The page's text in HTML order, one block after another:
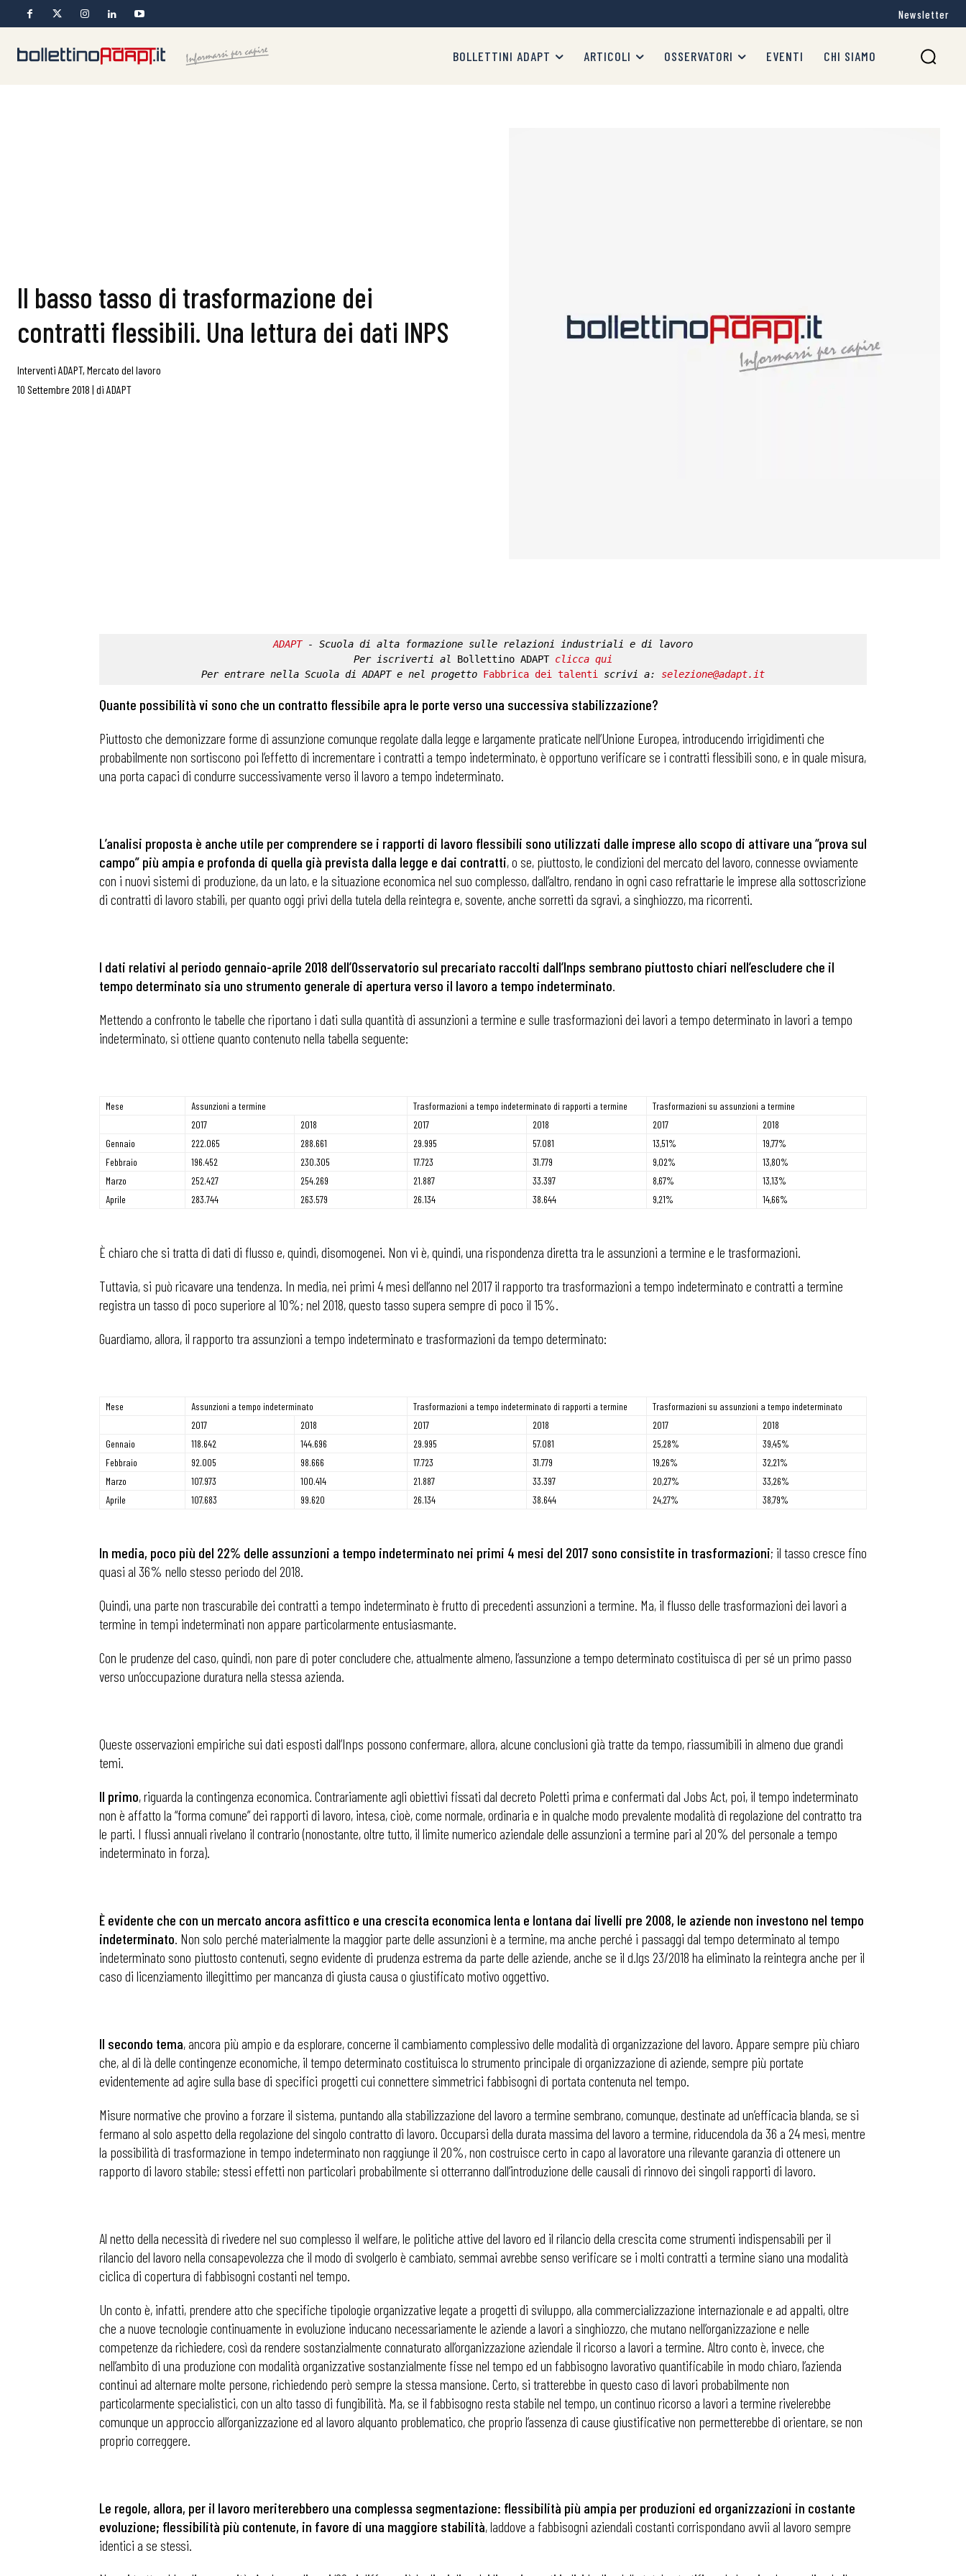
Bollettini ADAPT
Articoli
Osservatori
Chi Siamo
Newsletter
BOLLETTINI ADAPT ARTICOLI OSSERVATORI EVENTI CHI SIAMO
Il basso tasso di trasformazione dei
contratti flessibili. Una lettura dei dati INPS
Interventi ADAPT, Mercato del lavoro
10 Settembre 2018 | di ADAPT
ADAPT - Scuola di alta formazione sulle relazioni industriali e di lavoro
Per iscriverti al Bollettino ADAPT clicca qui
Per entrare nella Scuola di ADAPT e nel progetto Fabbrica dei talenti scrivi a: selezione@adapt.it
Quante possibilità vi sono che un contratto flessibile apra le porte verso una successiva stabilizzazione?
Piuttosto che demonizzare forme di assunzione comunque regolate dalla legge e largamente praticate nell’Unione Europea, introducendo irrigidimenti che
probabilmente non sortiscono poi l’effetto di incrementare i contratti a tempo indeterminato, è opportuno verificare se i contratti flessibili sono, e in quale misura,
una porta capaci di condurre successivamente verso il lavoro a tempo indeterminato.
L’analisi proposta è anche utile per comprendere se i rapporti di lavoro flessibili sono utilizzati dalle imprese allo scopo di attivare una “prova sul
campo” più ampia e profonda di quella già prevista dalla legge e dai contratti, o se, piuttosto, le condizioni del mercato del lavoro, connesse ovviamente
con i nuovi sistemi di produzione, da un lato, e la situazione economica nel suo complesso, dall’altro, rendano in ogni caso refrattarie le imprese alla sottoscrizione
di contratti di lavoro stabili, per quanto oggi privi della tutela della reintegra e, sovente, anche sorretti da sgravi, a singhiozzo, ma ricorrenti.
I dati relativi al periodo gennaio-aprile 2018 dell’Osservatorio sul precariato raccolti dall’Inps sembrano piuttosto chiari nell’escludere che il
tempo determinato sia uno strumento generale di apertura verso il lavoro a tempo indeterminato.
Mettendo a confronto le tabelle che riportano i dati sulla quantità di assunzioni a termine e sulle trasformazioni dei lavori a tempo determinato in lavori a tempo
indeterminato, si ottiene quanto contenuto nella tabella seguente:
Mese Assunzioni a termine Trasformazioni a tempo indeterminato di rapporti a termine
Trasformazioni su assunzioni a termine
2017
2018 2017 2018 2017
2018
Gennaio
222.065 288.661 29.995 57.081 13,51%
19,77%
Febbraio
196.452 230.305 17.723 31.779 9,02%
13,80%
Marzo
252.427 254.269 21.887 33.397 8,67%
13,13%
Aprile
283.744 263.579 26.134 38.644 9,21% 14,66%
È chiaro che si tratta di dati di flusso e, quindi, disomogenei. Non vi è, quindi, una rispondenza diretta tra le assunzioni a termine e le trasformazioni.
Tuttavia, si può ricavare una tendenza. In media, nei primi 4 mesi dell’anno nel 2017 il rapporto tra trasformazioni a tempo indeterminato e contratti a termine
registra un tasso di poco superiore al 10%; nel 2018, questo tasso supera sempre di poco il 15%.
Guardiamo, allora, il rapporto tra assunzioni a tempo indeterminato e trasformazioni da tempo determinato:
Mese Assunzioni a tempo indeterminato Trasformazioni a tempo indeterminato di rapporti a termine
Trasformazioni su assunzioni a tempo indeterminato
2017
2018 2017 2018 2017
2018
Gennaio
118.642 144.696 29.995 57.081 25,28%
39,45%
Febbraio
92.005 98.666 17.723 31.779 19,26%
32,21%
Marzo
107.973 100.414 21.887 33.397 20,27%
33,26%
Aprile
107.683 99.620 26.134 38.644 24,27% 38,79%
In media, poco più del 22% delle assunzioni a tempo indeterminato nei primi 4 mesi del 2017 sono consistite in trasformazioni; il tasso cresce fino
quasi al 36% nello stesso periodo del 2018.
Quindi, una parte non trascurabile dei contratti a tempo indeterminato è frutto di precedenti assunzioni a termine. Ma, il flusso delle trasformazioni dei lavori a
termine in tempi indeterminati non appare particolarmente entusiasmante.
Con le prudenze del caso, quindi, non pare di poter concludere che, attualmente almeno, l’assunzione a tempo determinato costituisca di per sé un primo passo
verso un’occupazione duratura nella stessa azienda.
Queste osservazioni empiriche sui dati esposti dall’Inps possono confermare, allora, alcune conclusioni già tratte da tempo, riassumibili in almeno due grandi
temi.
Il primo, riguarda la contingenza economica. Contrariamente agli obiettivi fissati dal decreto Poletti prima e confermati dal Jobs Act, poi, il tempo indeterminato
non è affatto la “forma comune” dei rapporti di lavoro, intesa, cioè, come normale, ordinaria e in qualche modo prevalente modalità di regolazione del contratto tra
le parti. I flussi annuali rivelano il contrario (nonostante, oltre tutto, il limite numerico aziendale delle assunzioni a termine pari al 20% del personale a tempo
indeterminato in forza).
È evidente che con un mercato ancora asfittico e una crescita economica lenta e lontana dai livelli pre 2008, le aziende non investono nel tempo
indeterminato. Non solo perché materialmente la maggior parte delle assunzioni è a termine, ma anche perché i passaggi dal tempo determinato al tempo
indeterminato sono piuttosto contenuti, segno evidente di prudenza estrema da parte delle aziende, anche se il d.lgs 23/2018 ha eliminato la reintegra anche per il
caso di licenziamento illegittimo per mancanza di giusta causa o giustificato motivo oggettivo.
Il secondo tema, ancora più ampio e da esplorare, concerne il cambiamento complessivo delle modalità di organizzazione del lavoro. Appare sempre più chiaro
che, al di là delle contingenze economiche, il tempo determinato costituisca lo strumento principale di organizzazione di aziende, sempre più portate
evidentemente ad agire sulla base di specifici progetti cui connettere simmetrici fabbisogni di portata contenuta nel tempo.
Misure normative che provino a forzare il sistema, puntando alla stabilizzazione del lavoro a termine sembrano, comunque, destinate ad un’efficacia blanda, se si
fermano al solo aspetto della regolazione del singolo contratto di lavoro. Occuparsi della durata massima del lavoro a termine, riducendola da 36 a 24 mesi, mentre
la possibilità di trasformazione in tempo indeterminato non raggiunge il 20%, non costruisce certo in capo al lavoratore una rilevante garanzia di ottenere un
rapporto di lavoro stabile; stessi effetti non particolari probabilmente si otterranno dall’introduzione delle causali di rinnovo dei singoli rapporti di lavoro.
Al netto della necessità di rivedere nel suo complesso il welfare, le politiche attive del lavoro ed il rilancio della crescita come strumenti indispensabili per il
rilancio del lavoro nella consapevolezza che il modo di svolgerlo è cambiato, semmai avrebbe senso verificare se i molti contratti a termine siano una modalità
ciclica di copertura di fabbisogni costanti nel tempo.
Un conto è, infatti, prendere atto che specifiche tipologie organizzative legate a progetti di sviluppo, alla commercializzazione internazionale e ad appalti, oltre
che a nuove tecnologie continuamente in evoluzione inducano necessariamente le aziende a lavori a singhiozzo, che mutano nell’organizzazione e nelle
competenze da richiedere, così da rendere sostanzialmente connaturato all’organizzazione aziendale il ricorso a lavori a termine. Altro conto è, invece, che
nell’ambito di una produzione con modalità organizzative sostanzialmente fisse nel tempo ed un fabbisogno lavorativo quantificabile in modo chiaro, l’azienda
continui ad alternare molte persone, richiedendo però sempre la stessa mansione. Certo, si tratterebbe in questo caso di lavori probabilmente non
particolarmente specialistici, con un alto tasso di fungibilità. Ma, se il fabbisogno resta stabile nel tempo, un continuo ricorso a lavori a termine rivelerebbe
comunque un approccio all’organizzazione ed al lavoro alquanto problematico, che proprio l’assenza di cause giustificative non permetterebbe di orientare, se non
proprio correggere.
Le regole, allora, per il lavoro meriterebbero una complessa segmentazione: flessibilità più ampia per produzioni ed organizzazioni in costante
evoluzione; flessibilità più contenute, in favore di una maggiore stabilità, laddove a fabbisogni aziendali costanti corrispondano avvii al lavoro sempre
identici a se stessi.